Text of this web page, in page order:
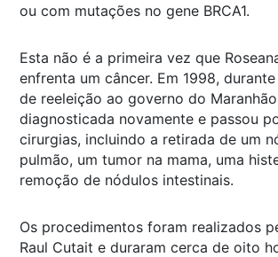
ou com mutações no gene BRCA1.
Esta não é a primeira vez que
enfrenta um câncer. Em 1998,
de reeleição ao governo do
diagnosticada novamente e passou
cirurgias, incluindo a retirada de um
pulmão, um tumor na mama, uma
remoção de nódulos intestinais.
Os procedimentos foram realizados
Raul Cutait e duraram cerca de oito